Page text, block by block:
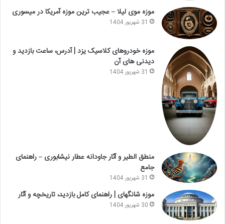
موزه موی لیلا – عجیب ترین موزه آمریکا در میسوری
31 شهریور 1404
موزه خودروهای کلاسیک یزد | آدرس، ساعت بازدید و
دیدنی های آن
31 شهریور 1404
منطق الطیر و آثار جاودانه عطار نیشابوری – راهنمای
جامع
31 شهریور 1404
موزه شانگهای | راهنمای کامل بازدید، تاریخچه و آثار
30 شهریور 1404